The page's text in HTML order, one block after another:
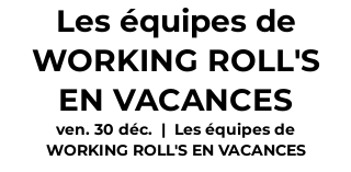
Les équipes de
WORKING ROLL'S
EN VACANCES
ven. 30 déc.
  |
Les équipes de
WORKING ROLL'S EN VACANCES